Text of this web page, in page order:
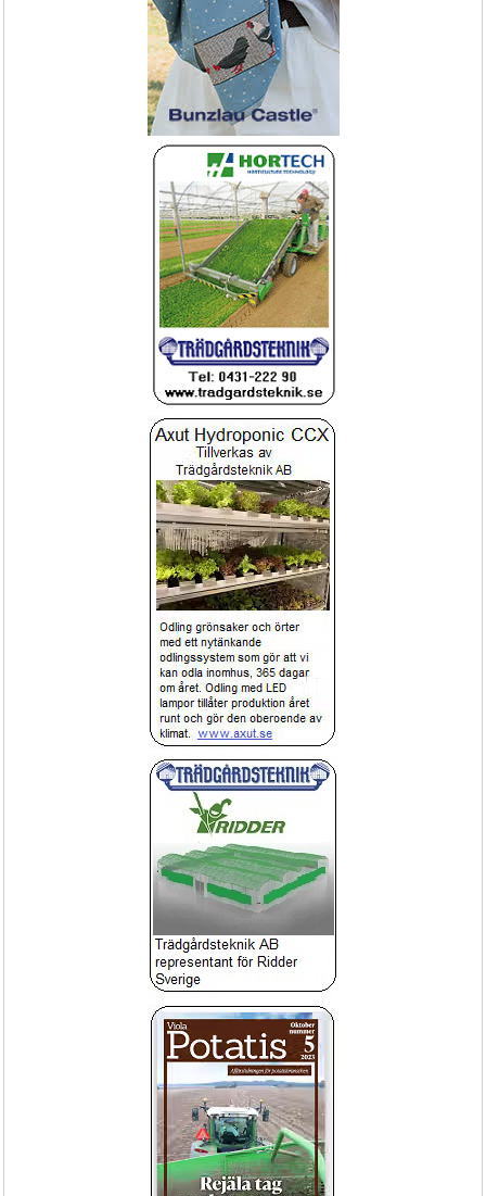
Stenbänk i rosa granit - rak Krymptunnel Mini
495-
Vakuumförpackare
Vacuumpack Ace automatisk
Näringsindikator Lt för krukväxten, ger
signal för gödning
Lt penna signal
Erbjudande
Spruta FOX Mobil batteridriven spruta
för proffs 18liter 4bar
Lättskött servicespruta med ett
ergonomiskt greppvänligt handtag.
Klimatstyrning HortiMaX-Go
Klimat dator HortiMax
Exponering!
Utöka exponeringen i butiken eller
nya odlingsbord?
HortiMax gödselblandare men hög
noggrannhet
Smidig bevattn